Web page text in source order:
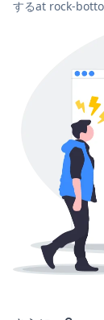
するat rock-